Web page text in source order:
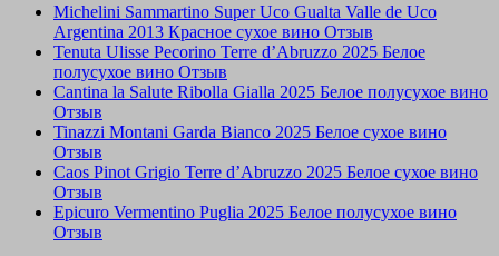
Michelini Sammartino Super Uco Gualta Valle de Uco
Argentina 2013 Красное сухое вино Отзыв
Tenuta Ulisse Pecorino Terre d’Abruzzo 2025 Белое
полусухое вино Отзыв
Cantina la Salute Ribolla Gialla 2025 Белое полусухое вино
Отзыв
Tinazzi Montani Garda Bianco 2025 Белое сухое вино
Отзыв
Caos Pinot Grigio Terre d’Abruzzo 2025 Белое сухое вино
Отзыв
Epicuro Vermentino Puglia 2025 Белое полусухое вино
Отзыв